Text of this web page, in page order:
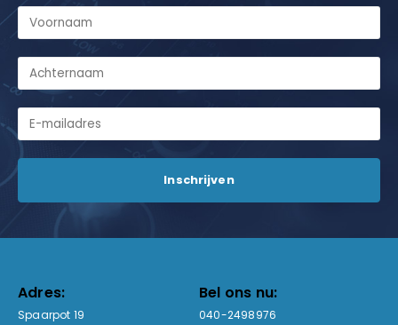
Adres:
Spaarpot 19
Bel ons nu:
040-2498976